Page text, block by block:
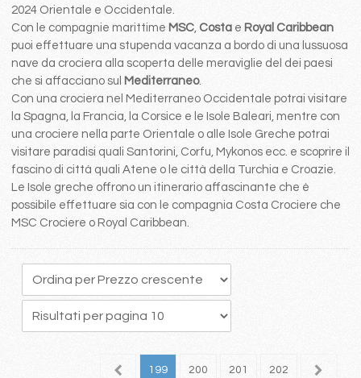
2024 Orientale e Occidentale.
Con le compagnie marittime MSC, Costa e Royal Caribbean
puoi effettuare una stupenda vacanza a bordo di una lussuosa
nave da crociera alla scoperta delle meraviglie del dei paesi
che si affacciano sul Mediterraneo.
Con una crociera nel Mediterraneo Occidentale potrai visitare
la Spagna, la Francia, la Corsice e le Isole Baleari, mentre con
una crociere nella parte Orientale o alle Isole Greche potrai
visitare paradisi quali Santorini, Corfu, Mykonos ecc. e scoprire il
fascino di città quali Atene o le città della Turchia e Croazie.
Le Isole greche offrono un itinerario affascinante che è
possibile effettuare sia con le compagnia Costa Crociere che
MSC Crociere o Royal Caribbean.
198 199 200 201 202 203